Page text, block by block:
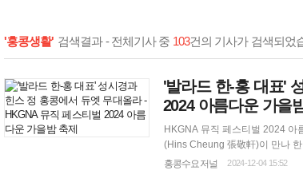
'홍콩생활' 검색결과 - 전체기사 중 103건의 기사가 검색되었
'발라드 한-홍 대표'
2024 아름다운 가을
HKGNA 뮤직 페스티벌 2024 아름다운 가을밤 축제 지난 금요일 한국의 발라드 대표
(Hins Cheung 張敬軒)이 만나 한국과 홍콩의
(WestK)에서 열린 HKGNA 뮤직
홍콩수요저널 2024-12-04 15:52